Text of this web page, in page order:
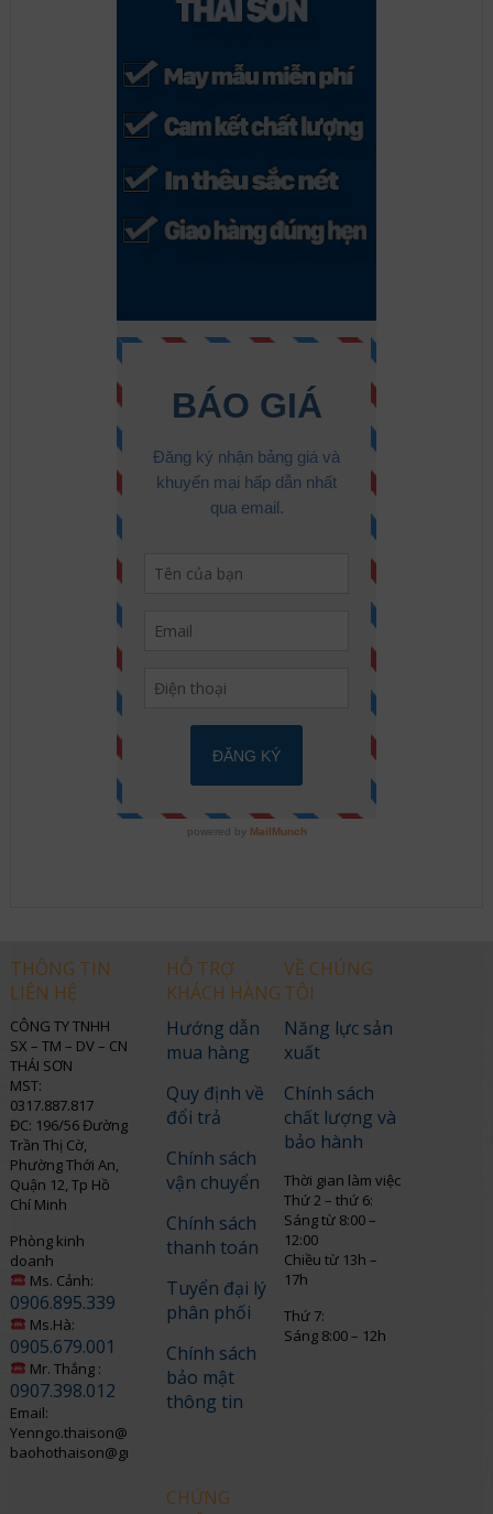
THÔNG TIN
LIÊN HỆ
CÔNG TY TNHH
SX – TM – DV – CN
THÁI SƠN
MST:
0317.887.817
ĐC: 196/56 Đường
Trần Thị Cờ,
Phường Thới An,
Quận 12, Tp Hồ
Chí Minh
Phòng kinh
doanh
Ms. Cảnh:
0906.895.339
Ms.Hà:
0905.679.001
Mr. Thắng :
0907.398.012
Email:
Yenngo.thaison@gmail.com
baohothaison@gmail.com
HỖ TRỢ
KHÁCH HÀNG
Hướng dẫn
mua hàng
Quy định về
đổi trả
Chính sách
vận chuyển
Chính sách
thanh toán
Tuyển đại lý
phân phối
Chính sách
bảo mật
thông tin
CHỨNG
VỀ CHÚNG
TÔI
Năng lực sản
xuất
Chính sách
chất lượng và
bảo hành
Thời gian làm việc
Thứ 2 – thứ 6:
Sáng từ 8:00 –
12:00
Chiều từ 13h –
17h
Thứ 7:
Sáng 8:00 – 12h